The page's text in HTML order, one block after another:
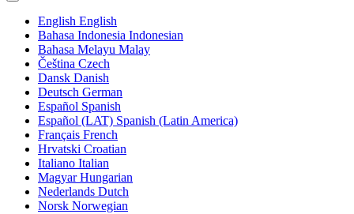
English English
Bahasa Indonesia Indonesian
Bahasa Melayu Malay
Čeština Czech
Dansk Danish
Deutsch German
Español Spanish
Español (LAT) Spanish (Latin America)
Français French
Hrvatski Croatian
Italiano Italian
Magyar Hungarian
Nederlands Dutch
Norsk Norwegian